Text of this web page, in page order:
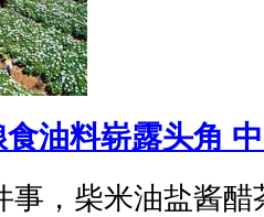
油料崭露头角
事，柴米油盐酱